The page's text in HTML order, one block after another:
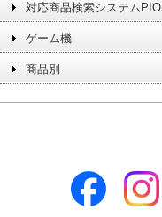
対応商品検索システムPIO
ゲーム機
商品別